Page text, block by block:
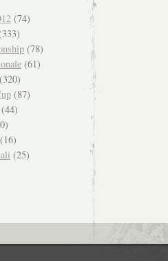
(74)
(78)
(61)
(320)
(87)
(44)
(16)
(25)